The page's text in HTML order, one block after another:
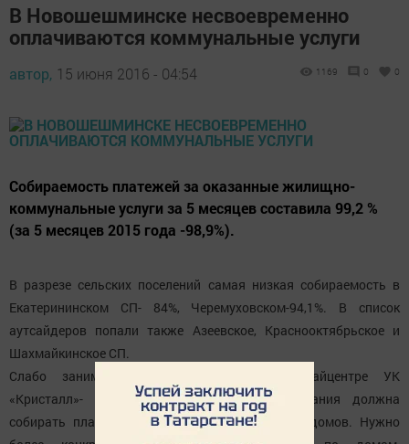
В Новошешминске несвоевременно
оплачиваются коммунальные услуги
автор, 15 июня 2016 - 04:54 1169 0 0
Собираемость платежей за оказанные жилищно-
коммунальные услуги за 5 месяцев составила 99,2 %
(за 5 месяцев 2015 года -98,9%).
В разрезе сельских поселений самая низкая собираемость в
Екатерининском СП- 84%, Черемуховском-94,1%. В список
аутсайдеров попали также Азеевское, Краснооктябрьское и
Шахмайкинское СП.
Слабо занимается сбором платежей в райцентре УК
«Кристалл»- всего 97,3 процента. эта кампания должна
собирать платежи с многоквартирных жилых домов. Нужно